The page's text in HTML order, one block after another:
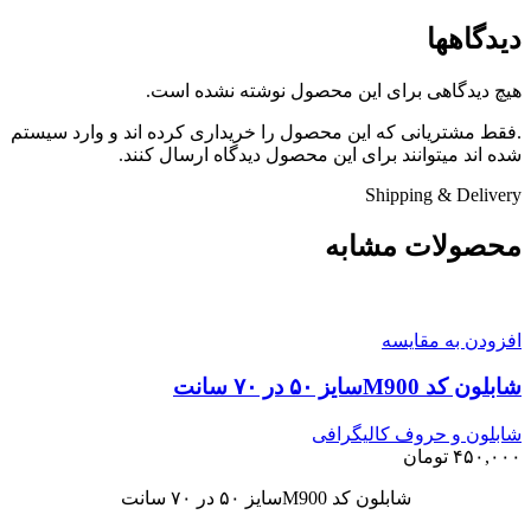
دیدگاهها
هیچ دیدگاهی برای این محصول نوشته نشده است.
.فقط مشتریانی که این محصول را خریداری کرده اند و وارد سیستم
شده اند میتوانند برای این محصول دیدگاه ارسال کنند.
Shipping & Delivery
محصولات مشابه
افزودن به مقایسه
شابلون کد M900سایز ۵۰ در ۷۰ سانت
شابلون و حروف کالیگرافی
۴۵۰,۰۰۰ تومان
شابلون کد M900سایز ۵۰ در ۷۰ سانت